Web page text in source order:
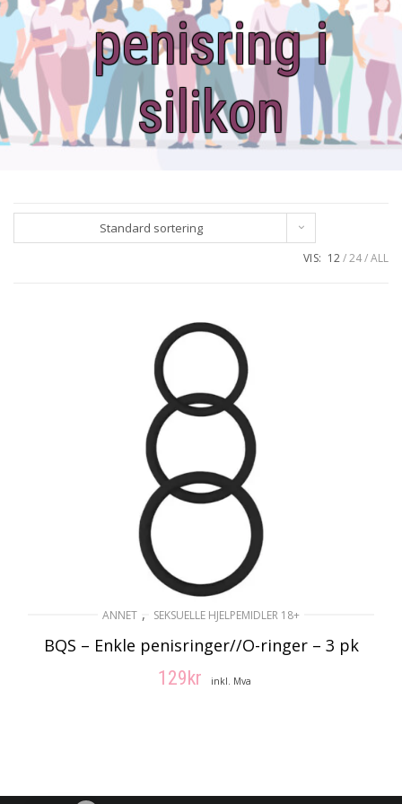
penisring i
silikon
Standard sortering
VIS: 12 24 ALL
ANNET , SEKSUELLE HJELPEMIDLER 18+
BQS – Enkle penisringer//O-ringer – 3 pk
129 kr inkl. Mva